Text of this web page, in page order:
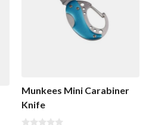
Munkees Mini Carabiner
Knife